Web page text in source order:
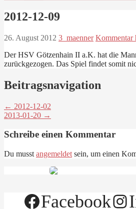
2012-12-09
26. August 2012 3_maenner Kommentar
Der HSV Götzenhain II a.K. hat die
zurückgezogen. Das Spiel findet somit
Beitragsnavigation
← 2012-12-02
2013-01-20 →
Schreibe einen Kommentar
Du musst angemeldet sein, um einen
Facebook